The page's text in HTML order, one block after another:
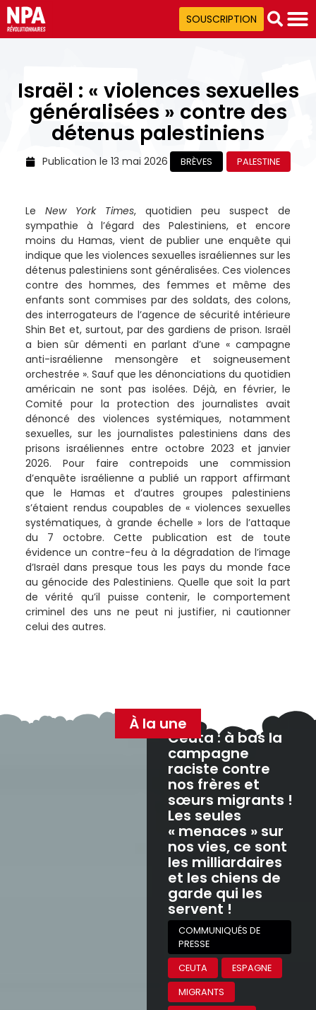
SOUSCRIPTION
Israël : « violences sexuelles
généralisées » contre des
détenus palestiniens
Publication le 13 mai 2026 BRÈVES PALESTINE
Le New York Times, quotidien peu suspect de
sympathie à l’égard des Palestiniens, et encore
moins du Hamas, vient de publier une enquête qui
indique que les violences sexuelles israéliennes sur les
détenus palestiniens sont généralisées. Ces violences
contre des hommes, des femmes et même des
enfants sont commises par des soldats, des colons,
des interrogateurs de l’agence de sécurité intérieure
Shin Bet et, surtout, par des gardiens de prison. Israël
a bien sûr démenti en parlant d’une « campagne
anti-israélienne mensongère et soigneusement
orchestrée ». Sauf que les dénonciations du quotidien
américain ne sont pas isolées. Déjà, en février, le
Comité pour la protection des journalistes avait
dénoncé des violences systémiques, notamment
sexuelles, sur les journalistes palestiniens dans des
prisons israéliennes entre octobre 2023 et janvier
2026. Pour faire contrepoids une commission
d’enquête israélienne a publié un rapport affirmant
que le Hamas et d’autres groupes palestiniens
s’étaient rendus coupables de « violences sexuelles
systématiques, à grande échelle » lors de l’attaque
du 7 octobre. Cette publication est de toute
évidence un contre-feu à la dégradation de l’image
d’Israël dans presque tous les pays du monde face
au génocide des Palestiniens. Quelle que soit la part
de vérité qu’il puisse contenir, le comportement
criminel des uns ne peut ni justifier, ni cautionner
celui des autres.
À la une
Ceuta : à bas la
campagne
raciste contre
nos frères et
sœurs migrants !
Les seules
« menaces » sur
nos vies, ce sont
les milliardaires
et les chiens de
garde qui les
servent !
COMMUNIQUÉS DE
PRESSE
CEUTA
ESPAGNE
MIGRANTS